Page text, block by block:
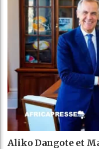
Aliko Dangote et